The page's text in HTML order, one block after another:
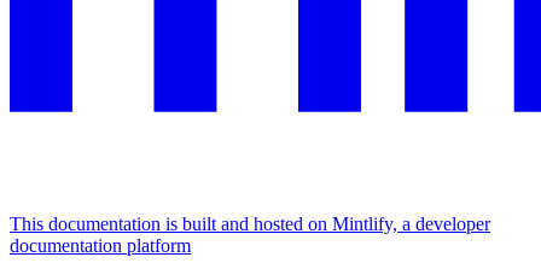
This documentation is built and hosted on Mintlify, a developer
documentation platform